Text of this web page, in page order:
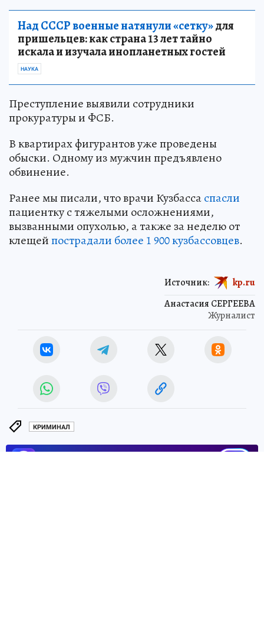
Над СССР военные натянули «сетку»для
пришельцев: как страна 13 лет тайно
искала и изучала инопланетных гостей
НАУКА
Преступление выявили сотрудники
прокуратуры и ФСБ.
В квартирах фигурантов уже проведены
обыски. Одному из мужчин предъявлено
обвинение.
Ранее мы писали, что врачи Кузбассаспасли
пациентку с тяжелыми осложнениями,
вызванными опухолью, а также за неделю от
клещейпострадали более 1 900 кузбассовцев.
Анастасия СЕРГЕЕВА
Журналист
Источник: kp.ru
КРИМИНАЛ